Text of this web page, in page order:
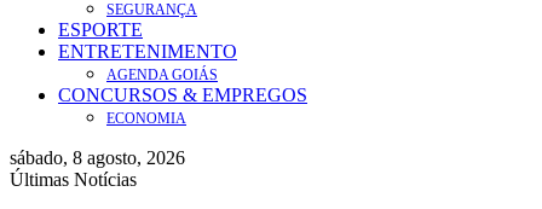
SEGURANÇA
ESPORTE
ENTRETENIMENTO
AGENDA GOIÁS
CONCURSOS & EMPREGOS
ECONOMIA
sábado, 8 agosto, 2026
Últimas Notícias